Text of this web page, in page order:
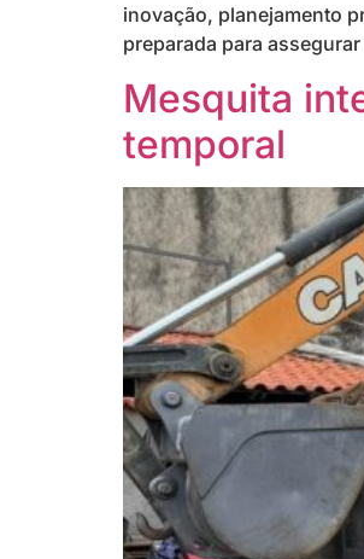
inovação, planejamento
preparada para
Mesquita
temporal